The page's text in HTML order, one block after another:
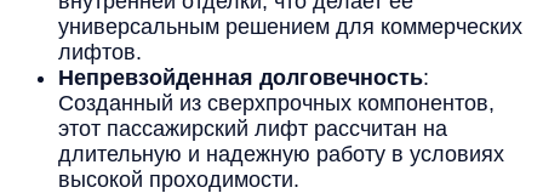
универсальным решением для коммерческих
лифтов.
Непревзойденная долговечность:
Созданный из сверхпрочных компонентов,
этот пассажирский лифт рассчитан на
длительную и надежную работу в условиях
высокой проходимости.